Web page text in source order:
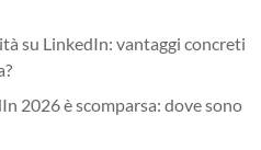
su LinkedIn: vantaggi concreti
2026 è scomparsa: dove sono